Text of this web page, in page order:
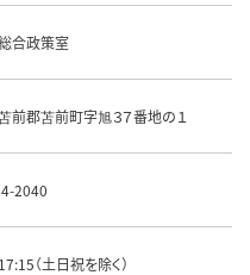
合政策室
前郡苫前町字旭３７番地の１
2040
（土日祝を除く）